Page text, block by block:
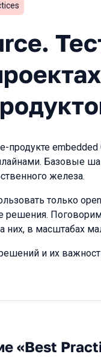
продукте
Базовые
железа.
только
решения.
в масштабах
и их
«Best